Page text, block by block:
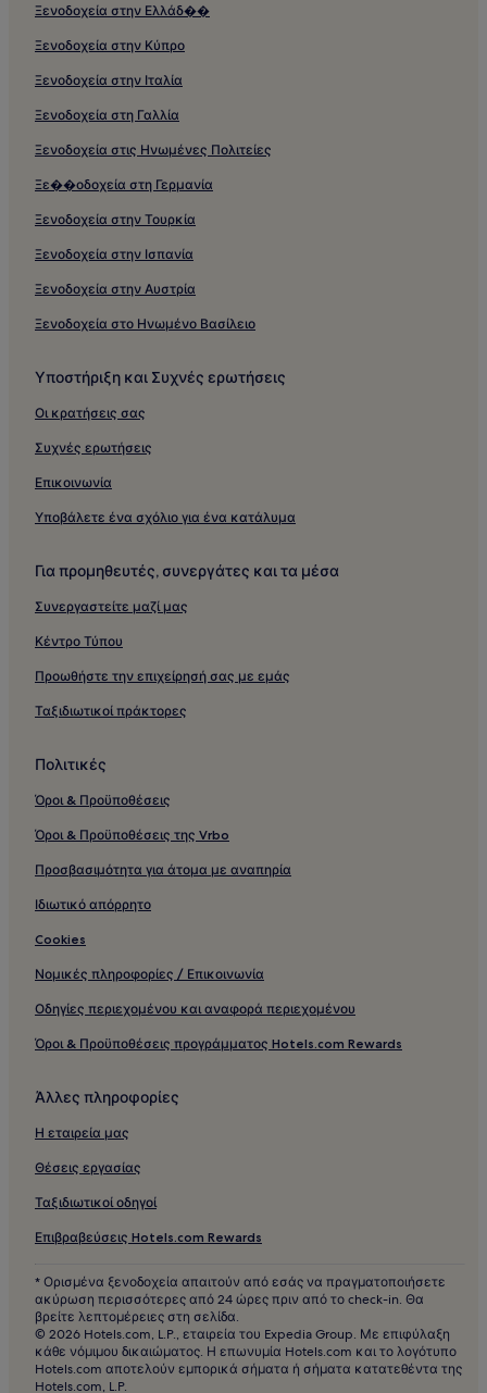
Ξενοδοχεία στην Ελλάδ��
Ξενοδοχεία στην Κύπρο
Ξενοδοχεία στην Ιταλία
Ξενοδοχεία στη Γαλλία
Ξενοδοχεία στις Ηνωμένες Πολιτείες
Ξε��οδοχεία στη Γερμανία
Ξενοδοχεία στην Τουρκία
Ξενοδοχεία στην Ισπανία
Ξενοδοχεία στην Αυστρία
Ξενοδοχεία στο Ηνωμένο Βασίλειο
Υποστήριξη και Συχνές ερωτήσεις
Οι κρατήσεις σας
Συχνές ερωτήσεις
Επικοινωνία
Υποβάλετε ένα σχόλιο για ένα κατάλυμα
Για προμηθευτές, συνεργάτες και τα μέσα
Συνεργαστείτε μαζί μας
Κέντρο Τύπου
Προωθήστε την επιχείρησή σας με εμάς
Ταξιδιωτικοί πράκτορες
Πολιτικές
Όροι & Προϋποθέσεις
Όροι & Προϋποθέσεις της Vrbo
Προσβασιμότητα για άτομα με αναπηρία
Ιδιωτικό απόρρητο
Cookies
Νομικές πληροφορίες / Επικοινωνία
Οδηγίες περιεχομένου και αναφορά περιεχομένου
Όροι & Προϋποθέσεις προγράμματος Hotels.com Rewards
Άλλες πληροφορίες
Η εταιρεία μας
Θέσεις εργασίας
Ταξιδιωτικοί οδηγοί
Επιβραβεύσεις Hotels.com Rewards
* Ορισμένα ξενοδοχεία απαιτούν από εσάς να πραγματοποιήσετε
ακύρωση περισσότερες από 24 ώρες πριν από το check-in. Θα
βρείτε λεπτομέρειες στη σελίδα.
© 2026 Hotels.com, L.P., εταιρεία του Expedia Group. Με επιφύλαξη
κάθε νόμιμου δικαιώματος. Η επωνυμία Hotels.com και το λογότυπο
Hotels.com αποτελούν εμπορικά σήματα ή σήματα κατατεθέντα της
Hotels.com, L.P.